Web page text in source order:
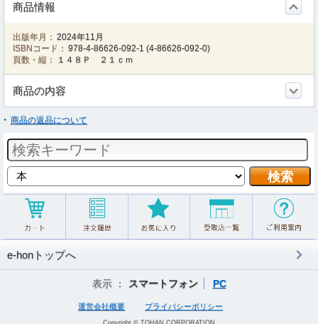
商品情報
出版年月： 2024年11月
ISBNコード： 978-4-86626-092-1 (4-86626-092-0)
頁数・縦：
１４８Ｐ ２１ｃｍ
商品の内容
商品の返品について
e-honトップへ
表示 ： スマートフォン PC
運営会社概要 プライバシーポリシー
Copyright © TOHAN CORPORATION